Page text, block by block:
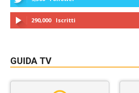
290,000 Iscritti
GUIDA TV